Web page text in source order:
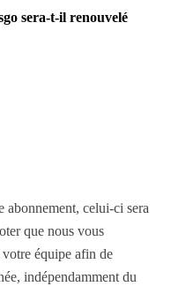
sera-t-il renouvelé
celui-ci sera
que nous vous
équipe afin de
indépendamment du